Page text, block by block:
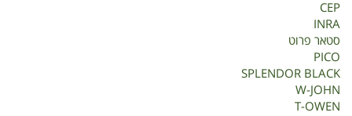
CEP
INRA
סטאר פרוט
PICO
SPLENDOR BLACK
W-JOHN
T-OWEN